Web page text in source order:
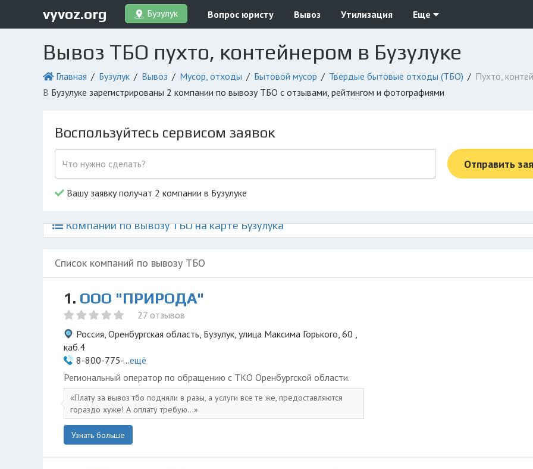
vyvoz.org Бузулук Вопрос юристу Вывоз Утилизация Еще
Вывоз ТБО пухто, контейнером в Бузулуке
Главная Бузулук Вывоз Мусор, отходы Бытовой мусор Твердые бытовые отходы (ТБО)
Пухто,
в Бузулуке зарегистрированы 2 компании по вывозу ТБО с отзывами, рейтингом и фотографиями
Воспользуйтесь сервисом заявок
Отправить
Вашу заявку получат 2 компании в Бузулуке
Компании по вывозу ТБО на карте Бузулука
Список компаний по вывозу ТБО
1. ООО "ПРИРОДА"
27 отзывов
Россия, Оренбургская область, Бузулук, улица Максима Горького, 60 ,
каб.4
8-800-775-...ещё
Региональный оператор по обращению с ТКО Оренбургской области.
Плату за вывоз тбо подняли в разы, а услуги все те же, предоставляются
гораздо хуже! А оплату требую...
Узнать больше